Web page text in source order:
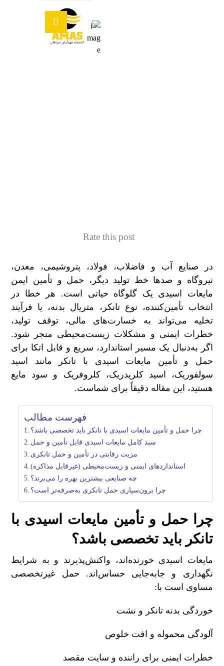
Rate this post
در صنایع آب و فاضلاب، فولاد، پتروشیمی، معدن،
نیروگاه و صدها خط تولید دیگر، حمل و تأمین ایمن
مایعات اسیدی یک گلوگاه حیاتی است. هر خطا در
انتخاب تأمین‌کننده، نوع تانکر، متریال بدنه، یا فرآیند
تخلیه می‌تواند به خسارت‌های مالی، توقف تولید،
خطرات ایمنی و مشکلات زیست‌محیطی منجر شود.
اگر به‌دنبال یک مسیر استاندارد، سریع و قابل اتکا برای
حمل و تأمین مایعات اسیدی با تانکر مانند اسید
سولفوریک، اسید کلریدریک، کلروفریک و سود مایع
هستید، این مقاله دقیقاً برای شماست.
فهرست مطالب
چرا حمل و تأمین مایعات اسیدی با تانکر باید تخصصی باشد؟
سبد کامل مایعات اسیدی قابل تأمین و حمل
مزیت رقابتی در تأمین و حمل تانکری
استانداردهای ایمنی و زیست‌محیطی (غیرقابل مذاکره)
چه صنایعی بیشترین بهره را می‌برند؟
چرا برون‌سپاری حمل تانکری به‌صرفه‌تر است؟
چرا حمل و تأمین مایعات اسیدی با
تانکر باید تخصصی باشد؟
مایعات اسیدی خورنده‌اند، واکنش‌پذیرند و به شرایط
نگهداری و جابه‌جایی حساس‌اند. حمل غیرتخصصی
مساوی است با:
خوردگی بدنه تانکر و نشت
آلودگی محموله و افت خلوص
خطرات ایمنی برای راننده و سایت مقصد